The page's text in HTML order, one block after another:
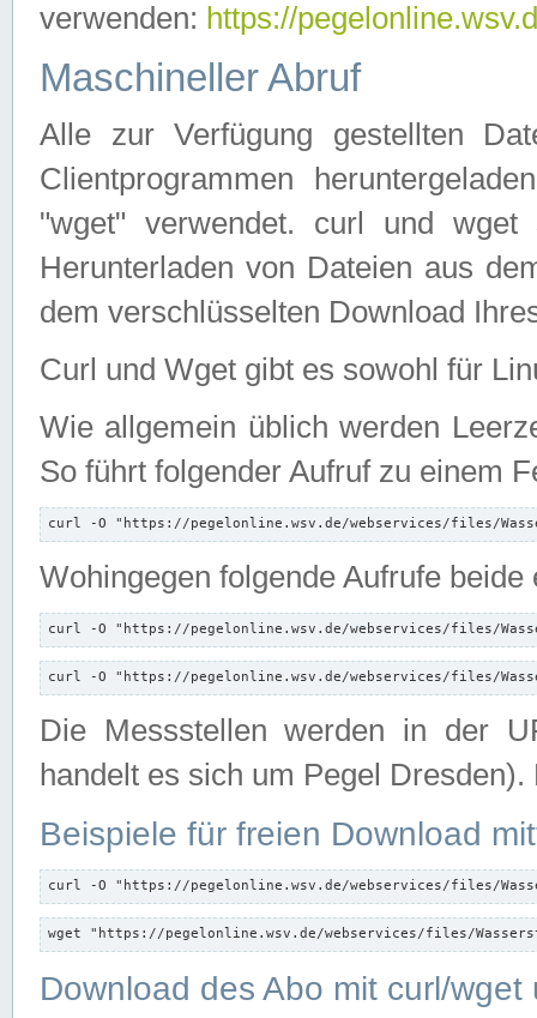
verwenden: https://
Maschineller Abruf
Alle zur Verfügung gestellten
Clientprogrammen
"wget" verwendet. curl und wget
Herunterladen von Dateien aus
dem verschlüsselten Download
Curl und Wget gibt es sowohl für
Wie allgemein üblich werden
So führt folgender Aufruf zu einem
curl -O "https://pegelonline.wsv.de/webservices/files/
Wohingegen folgende Aufrufe beide
curl -O "https://pegelonline.wsv.de/webservices/files/
curl -O "https://pegelonline.wsv.de/webservices/files/
Die Messstellen werden in der
handelt es sich um Pegel
Beispiele für freien Download
curl -O "https://pegelonline.wsv.de/webservices/files/
wget "https://pegelonline.wsv.de/webservices/files/
Download des Abo mit curl/